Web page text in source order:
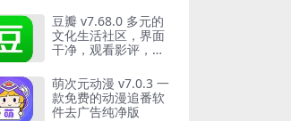
豆瓣 v7.68.0 多元的
文化生活社区，界面
干净，观看影评，去
萌次元动漫 v7.0.3 一
款免费的动漫追番软
件去广告纯净版